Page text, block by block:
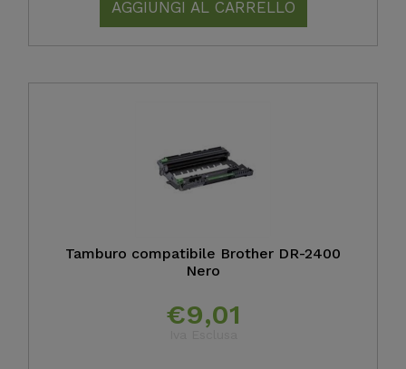
AGGIUNGI AL CARRELLO
Tamburo compatibile Brother DR-2400
Nero
€9,01